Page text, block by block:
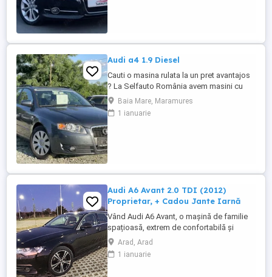
Audi a4 1.9 Diesel
Cauti o masina rulata la un pret avantajos
? La Selfauto România avem masini cu
preturi de la 2.000 euro, diferite marci si
modele: BMW, Audi, Skoda, VW,
Mercedes, Renault etc. Oferim
Baia Mare, Maramures
1 ianuarie
Audi A6 Avant 2.0 TDI (2012)
Proprietar, + Cadou Jante Iarnă
Vând Audi A6 Avant, o mașină de familie
spațioasă, extrem de confortabilă și
foarte economică. Sunt primul proprietar
în România, iar mașina a fost rulată
preponderent la drumuri lungi (concedii).
Arad, Arad
1 ianuarie